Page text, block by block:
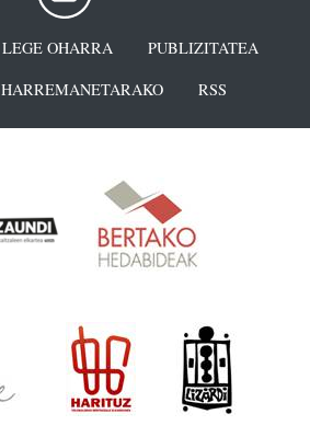
LEGE OHARRA
PUBLIZITATEA
HARREMANETARAKO RSS